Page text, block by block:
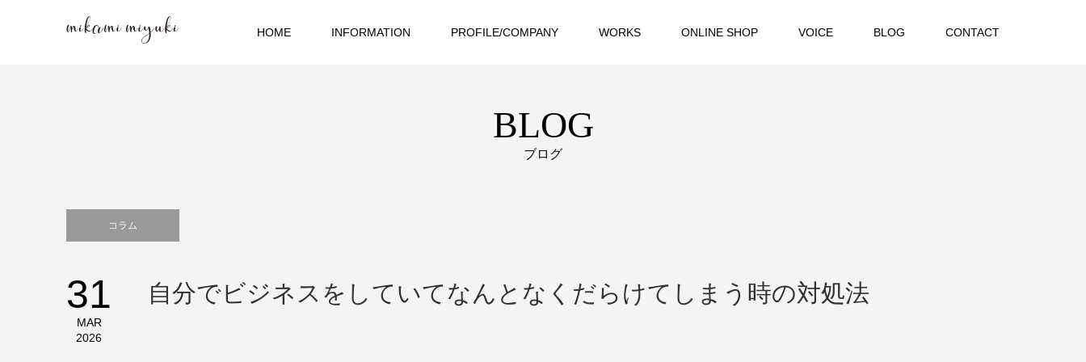
HOME INFORMATION PROFILE/COMPANY WORKS ONLINE SHOP VOICE BLOG CONTACT
BLOG
ブログ
コラム
31
MAR
2026
自分でビジネスをしていてなんとなくだらけてしまう時の対処法